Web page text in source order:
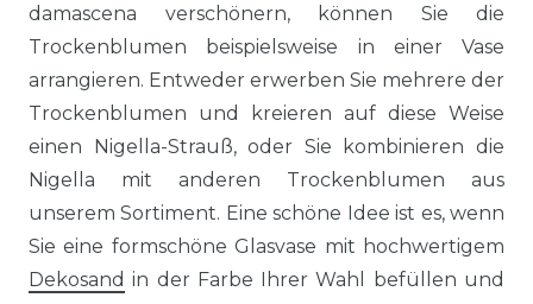
damascena verschönern, können Sie die
Trockenblumen beispielsweise in einer Vase
arrangieren. Entweder erwerben Sie mehrere der
Trockenblumen und kreieren auf diese Weise
einen Nigella-Strauß, oder Sie kombinieren die
Nigella mit anderen Trockenblumen aus
unserem Sortiment. Eine schöne Idee ist es, wenn
Sie eine formschöne Glasvase mit hochwertigem
Dekosand in der Farbe Ihrer Wahl befüllen und